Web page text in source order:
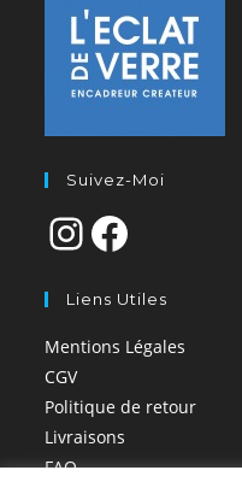
Suivez-Moi
Liens Utiles
Mentions Légales
CGV
Politique de retour
Livraisons
FAQ